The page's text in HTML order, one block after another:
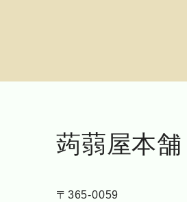
蒟蒻屋本舗
〒365-0059